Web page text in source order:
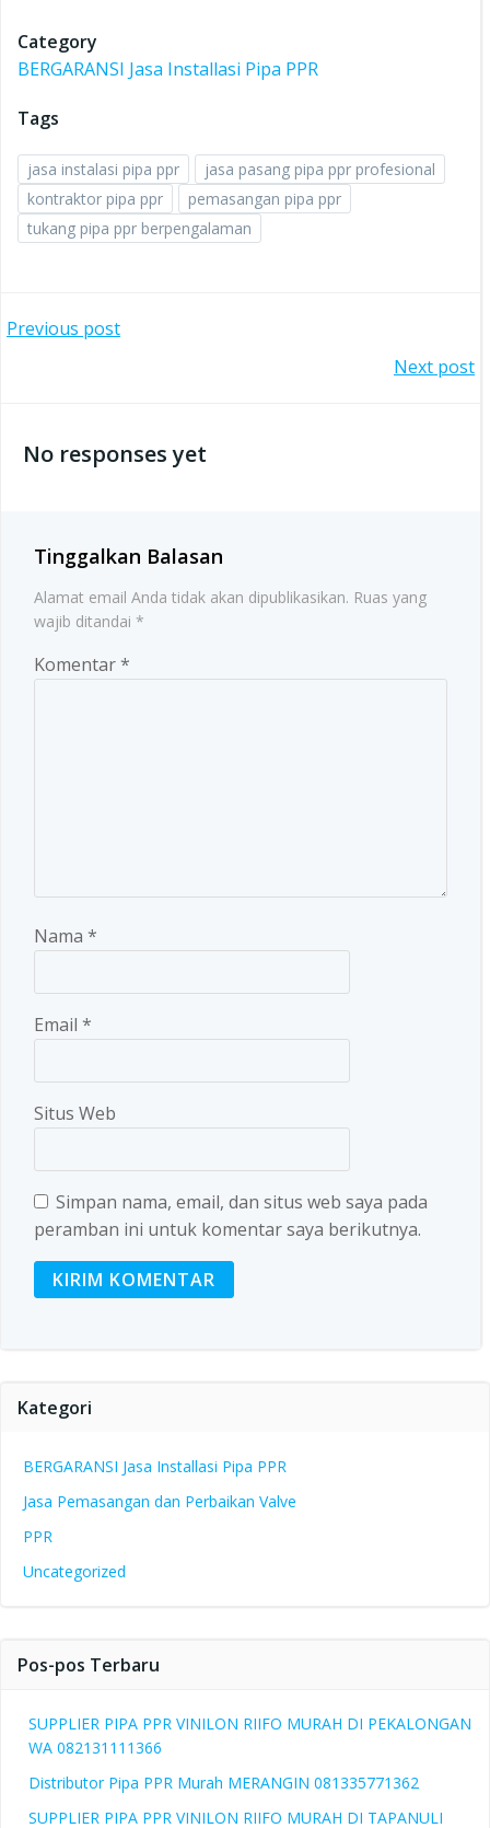
Category
BERGARANSI Jasa Installasi Pipa PPR
Tags
jasa instalasi pipa ppr
jasa pasang pipa ppr profesional
kontraktor pipa ppr
pemasangan pipa ppr
tukang pipa ppr berpengalaman
Post
Previous post
navigation
Next post
No responses yet
Tinggalkan Balasan
Alamat email Anda tidak akan dipublikasikan. Ruas yang
wajib ditandai *
Komentar*
Nama *
Email *
Situs Web
Simpan nama, email, dan situs web saya pada
peramban ini untuk komentar saya berikutnya.
Kategori
BERGARANSI Jasa Installasi Pipa PPR
Jasa Pemasangan dan Perbaikan Valve
PPR
Uncategorized
Pos-pos Terbaru
SUPPLIER PIPA PPR VINILON RIIFO MURAH DI PEKALONGAN
WA 082131111366
Distributor Pipa PPR Murah MERANGIN 081335771362
SUPPLIER PIPA PPR VINILON RIIFO MURAH DI TAPANULI